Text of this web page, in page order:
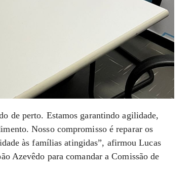
de perto. Estamos garantindo agilidade,
Nosso compromisso é reparar os
às famílias atingidas”, afirmou Lucas
Azevêdo para comandar a Comissão de